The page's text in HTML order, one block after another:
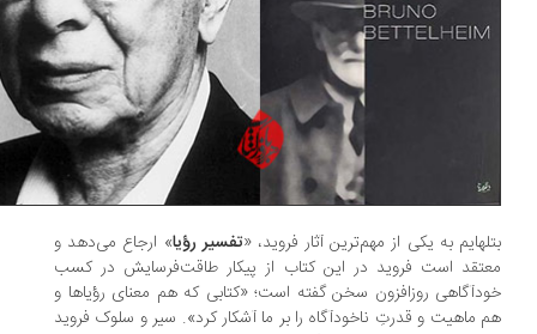
به یکی از مهم‌ترین آثار فروید، «تفسیر رؤیا» ارجاع می‌دهد و
است فروید در این کتاب از پیکار طاقت‌فرسایش در کسب
روزافزون سخن گفته است؛ «کتابی که هم معنای رؤیاها و
ماهیت و قدرتِ ناخودآگاه را بر ما آشکار کرد». سیر و سلوک فروید